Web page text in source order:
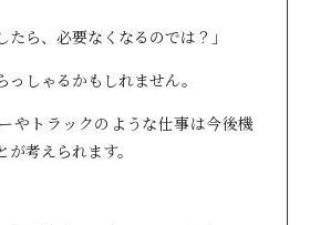
たら、必要なくなるのでは？」
っしゃるかもしれません。
やトラックのような仕事は今後機
考えられます。